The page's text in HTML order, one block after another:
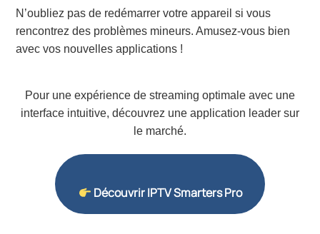
N’oubliez pas de redémarrer votre appareil si vous
rencontrez des problèmes mineurs. Amusez-vous bien
avec vos nouvelles applications !
Pour une expérience de streaming optimale avec une
interface intuitive, découvrez une application leader sur
le marché.
Découvrir IPTV Smarters Pro